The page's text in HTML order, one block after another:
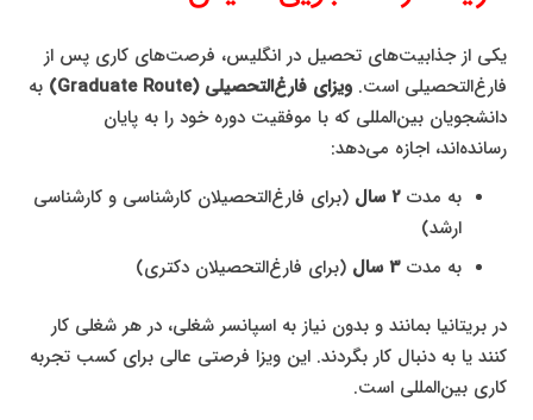
یکی از جذابیت‌های تحصیل در انگلیس، فرصت‌های کاری پس از
فارغ‌التحصیلی است.ویزای فارغ‌التحصیلی (Graduate Route)
به
دانشجویان بین‌المللی که با موفقیت دوره خود را به پایان
رسانده‌اند، اجازه می‌دهد:
به مدت 2 سال
(برای فارغ‌التحصیلان کارشناسی و کارشناسی
ارشد)
به مدت 3 سال (برای فارغ‌التحصیلان دکتری)
در بریتانیا بمانند و بدون نیاز به اسپانسر شغلی، در هر شغلی کار
کنند یا به دنبال کار بگردند. این ویزا فرصتی عالی برای کسب تجربه
کاری بین‌المللی است.